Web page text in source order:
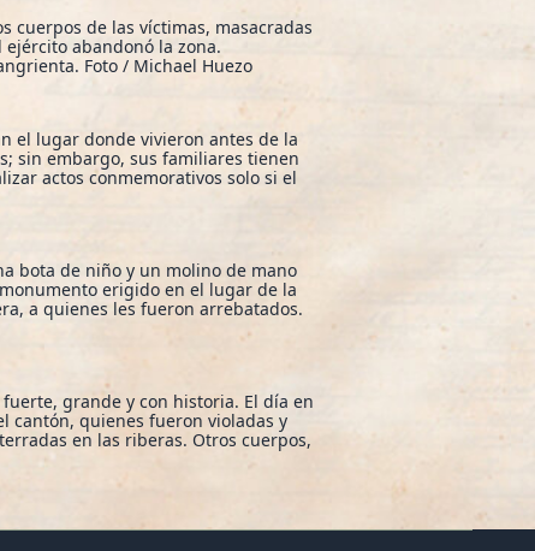
cuerpos de las víctimas, masacradas
abandonó la zona.
Foto / Michael Huezo
el lugar donde vivieron antes de la
sin embargo, sus familiares tienen
actos conmemorativos solo si el
bota de niño y un molino de mano
erigido en el lugar de la
a quienes les fueron arrebatados.
fuerte, grande y con historia. El día en
cantón, quienes fueron violadas y
en las riberas. Otros cuerpos,